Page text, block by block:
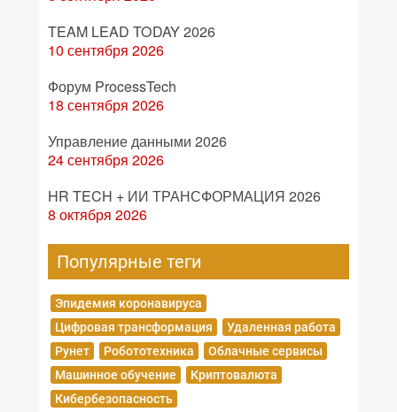
TEAM LEAD TODAY 2026
10 сентября 2026
Форум ProcessTech
18 сентября 2026
Управление данными 2026
24 сентября 2026
HR TECH + ИИ ТРАНСФОРМАЦИЯ 2026
8 октября 2026
Популярные теги
Эпидемия коронавируса
Цифровая трансформация
Удаленная работа
Рунет
Робототехника
Облачные сервисы
Машинное обучение
Криптовалюта
Кибербезопасность